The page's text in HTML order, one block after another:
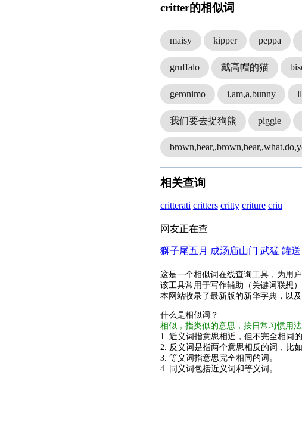
critter的相似词
maisy kipper peppa
gruffalo 戴高帽的猫
geronimo i,am,a,bunny
我们要去捉狗熊 piggie
相关查询
critterati critters critty criture criu
网友正在查
獅子尾五月 成汤庙山门 武猛 罐送
这是一个相似词在线查询工具，为用
该工具常用于写作辅助（关键词联想
本网站收录了最新版的新华字典，以
什么是相似词？
相似，指类似的意思，按日常习惯用
1. 近义词指意思相近，但不完全相同的
2. 反义词是指两个意思相反的词，比如
3. 等义词指意思完全相同的词。
4. 同义词包括近义词和等义词。